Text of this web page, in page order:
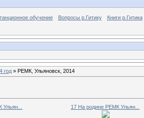
обучение Вопросы р.Гитику Книги р.Гитика
год » РЕМК, Ульяновск, 2014
17 На родине РЕМК Ульян...